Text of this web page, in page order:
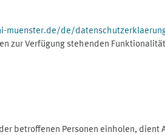
muenster.de/de/
Verfügung stehenden
betroffenen Personen einholen, dient